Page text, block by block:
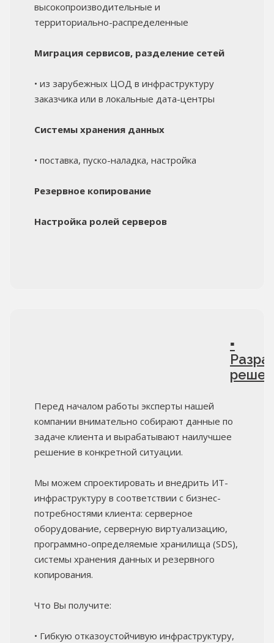
высокопроизводительные и
территориально-распределенные
Миграция сервисов, разделение сетей
• из зарубежных ЦОД в инфраструктуру
заказчика или в локальные дата-центры
Системы хранения данных
• поставка, пуско-наладка, настройка
Резервное копирование
Настройка ролей серверов
▪
Перед началом работы эксперты нашей
компании внимательно собирают данные по
задаче клиента и вырабатывают наилучшее
решение в конкретной ситуации.
Мы можем спроектировать и внедрить ИТ-
инфраструктуру в соответствии с бизнес-
потребностями клиента: серверное
оборудование, серверную виртуализацию,
программно-определяемые хранилища (SDS),
системы хранения данных и резервного
копирования.
Что Вы получите:
• Гибкую отказоустойчивую инфраструктуру,